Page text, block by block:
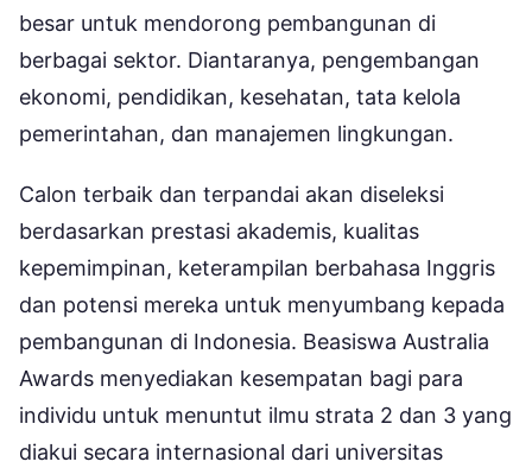
besar untuk mendorong pembangunan di
berbagai sektor. Diantaranya, pengembangan
ekonomi, pendidikan, kesehatan, tata kelola
pemerintahan, dan manajemen lingkungan.
Calon terbaik dan terpandai akan diseleksi
berdasarkan prestasi akademis, kualitas
kepemimpinan, keterampilan berbahasa Inggris
dan potensi mereka untuk menyumbang kepada
pembangunan di Indonesia. Beasiswa Australia
Awards menyediakan kesempatan bagi para
individu untuk menuntut ilmu strata 2 dan 3 yang
diakui secara internasional dari universitas